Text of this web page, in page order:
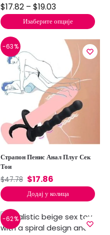
$17.82 – $19.03
Изаберите опције
-63%
Страпон Пенис Анал Плуг Сек
Тои
$47.78 $17.86
Додај у колица
-62%